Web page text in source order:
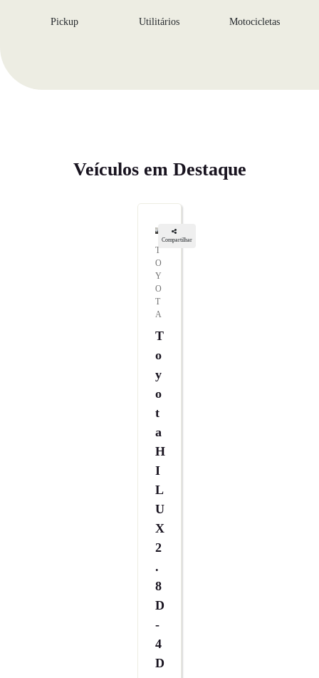
Pickup Utilitários Motocicletas
Veículos em Destaque
Compartilhar
T
O
Y
O
T
A
T
O
Y
O
T
A
H
I
L
U
X
2
.
8
D
-
4
D